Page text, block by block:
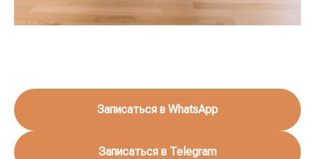
Записаться в WhatsApp
Записаться в Telegram